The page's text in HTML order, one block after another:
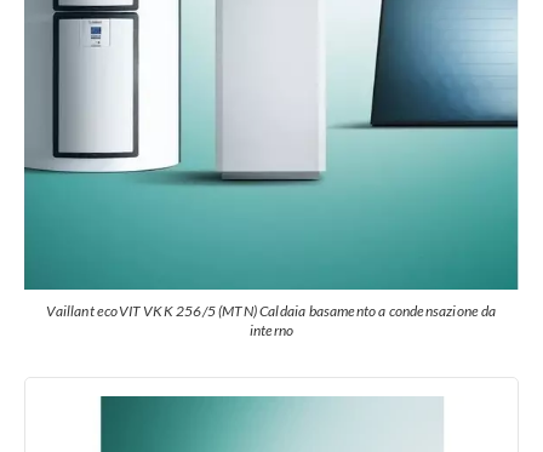
Vaillant ecoVIT VKK 256/5 (MTN) Caldaia basamento a condensazione da
interno